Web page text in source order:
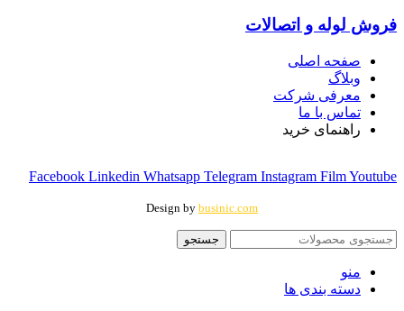
فروش لوله و اتصالات
صفحه اصلی
وبلاگ
معرفی شرکت
تماس با ما
راهنمای خرید
Facebook Linkedin Whatsapp Telegram Instagram FilmYoutube
Design by businic.com
جستجو
منو
دسته بندی ها